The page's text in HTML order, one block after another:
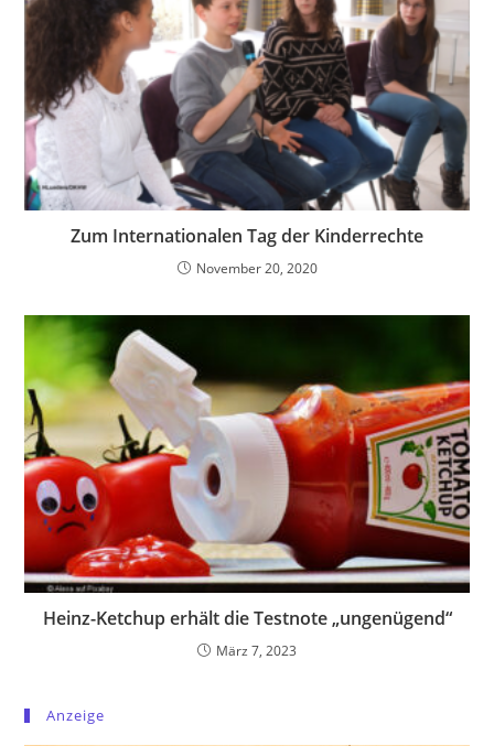
Zum Internationalen Tag der Kinderrechte
November 20, 2020
Heinz-Ketchup erhält die Testnote „ungenügend“
März 7, 2023
Anzeige